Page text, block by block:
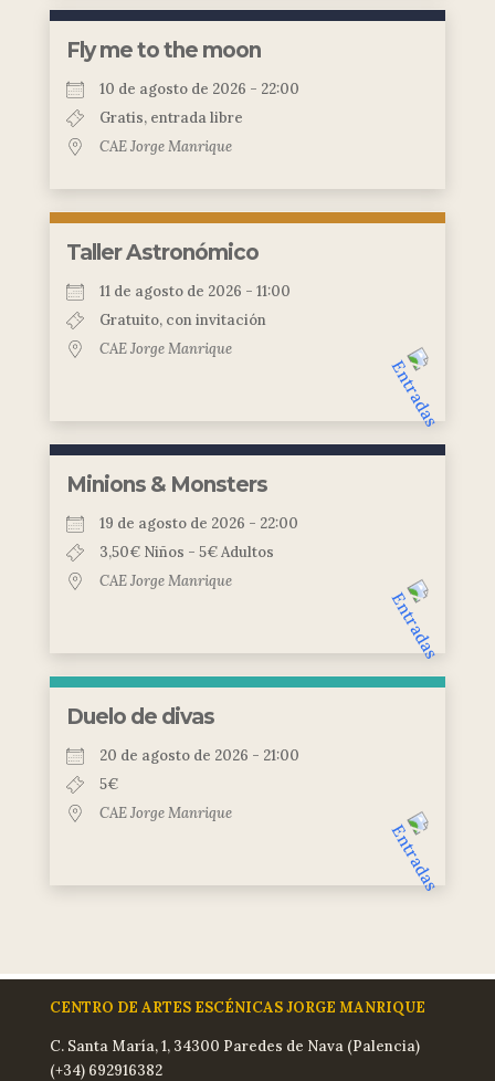
Fly me to the moon
10 de agosto de 2026 - 22:00
Gratis, entrada libre
CAE Jorge Manrique
Taller Astronómico
11 de agosto de 2026 - 11:00
Gratuito, con invitación
CAE Jorge Manrique
Minions & Monsters
19 de agosto de 2026 - 22:00
3,50€ Niños - 5€ Adultos
CAE Jorge Manrique
Duelo de divas
20 de agosto de 2026 - 21:00
5€
CAE Jorge Manrique
CENTRO DE ARTES ESCÉNICAS JORGE MANRIQUE
C. Santa María, 1, 34300 Paredes de Nava (Palencia)
(+34) 692916382